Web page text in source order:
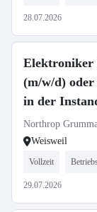
28.07.2026
Elektroniker
(m/w/d)
in der
Northrop
Weisweil
Vollzeit
29.07.2026